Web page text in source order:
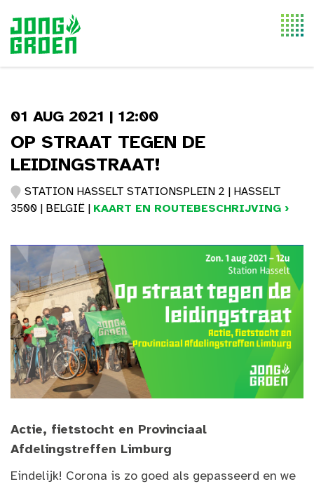
01 AUG 2021 | 12:00
OP STRAAT TEGEN DE
LEIDINGSTRAAT!
STATION HASSELT STATIONSPLEIN 2 | HASSELT
3500 | BELGIË | KAART EN ROUTEBESCHRIJVING ›
Actie, fietstocht en Provinciaal
Afdelingstreffen Limburg
Eindelijk! Corona is zo goed als gepasseerd en we